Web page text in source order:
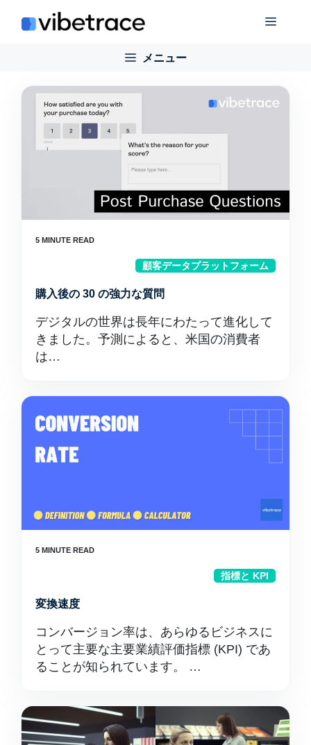
メ
ュ
メニュー
顧客データプラットフォーム
購入後の 30 の強力な質問
デジタルの世界は長年にわたって進化して
きました。予測によると、米国の消費者
は…
指標と KPI
変換速度
コンバージョン率は、あらゆるビジネスに
とって主要な主要業績評価指標 (KPI) であ
ることが知られています。 …